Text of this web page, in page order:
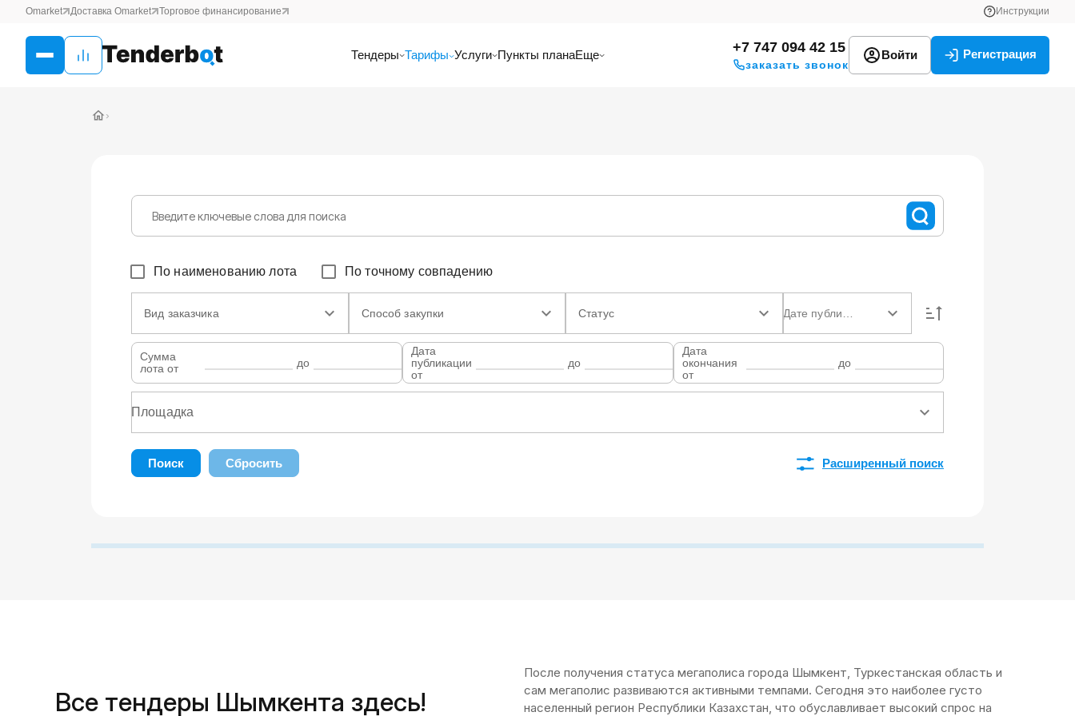
Omarket Доставка Omarket Торговое финансирование Инструкции
Тендеры Тарифы Услуги Пункты планаЕще +7 747 094 42 15
заказать звонок
Войти Регистрация
›
По наименованию лота По точному совпадению
Вид заказчика Способ закупки Статус
Сумма
лота от
до
Дата
публикации
от
до
Дата
окончания
от
до
Поиск Сбросить Расширенный поиск
Все тендеры Шымкента здесь!
После получения статуса мегаполиса города Шымкент, Туркестанская область и
сам мегаполис развиваются активными темпами. Сегодня это наиболее густо
населенный регион Республики Казахстан, что обуславливает высокий спрос на